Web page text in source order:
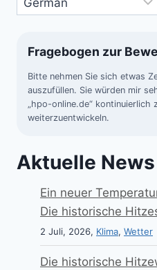
Fragebogen zur
Bitte nehmen Sie sich etwas
auszufüllen. Sie würden mir
„hpo-online.de“ kontinuierlich
weiterzuentwickeln.
Aktuelle News
Ein neuer
Die historische
2 Juli, 2026, Klima, Wetter
Die historische